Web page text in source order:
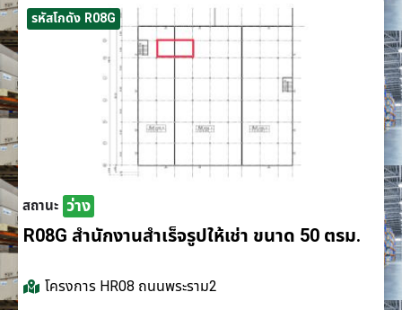
รหัสโกดัง R08G
สถานะ ว่าง
R08G สำนักงานสำเร็จรูปให้เช่า ขนาด 50 ตรม.
โครงการ HR08 ถนนพระราม2